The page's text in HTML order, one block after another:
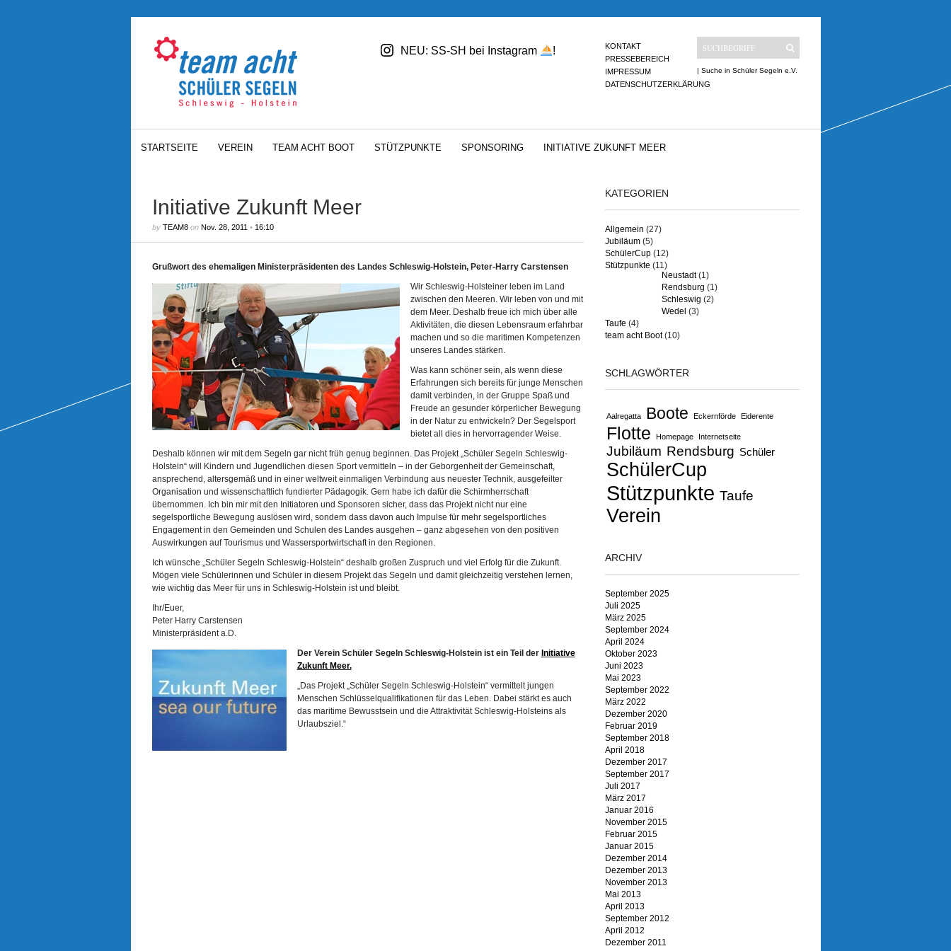
NEU: SS-SH bei Instagram !
| Suche in Schüler Segeln e.V.
KONTAKT
PRESSEBEREICH
IMPRESSUM
DATENSCHUTZERKLÄRUNG
STARTSEITE VEREIN TEAM ACHT BOOT STÜTZPUNKTE SPONSORING INITIATIVE ZUKUNFT MEER
Initiative Zukunft Meer
by TEAM8on Nov. 28, 2011 • 16:10
Grußwort des ehemaligen Ministerpräsidenten des Landes Schleswig-Holstein, Peter-Harry Carstensen
Wir Schleswig-Holsteiner leben im Land
zwischen den Meeren. Wir leben von und mit
dem Meer. Deshalb freue ich mich über alle
Aktivitäten, die diesen Lebensraum erfahrbar
machen und so die maritimen Kompetenzen
unseres Landes stärken.
Was kann schöner sein, als wenn diese
Erfahrungen sich bereits für junge Menschen
damit verbinden, in der Gruppe Spaß und
Freude an gesunder körperlicher Bewegung
in der Natur zu entwickeln? Der Segelsport
bietet all dies in hervorragender Weise.
Deshalb können wir mit dem Segeln gar nicht früh genug beginnen. Das Projekt „Schüler Segeln Schleswig-
Holstein“ will Kindern und Jugendlichen diesen Sport vermitteln – in der Geborgenheit der Gemeinschaft,
ansprechend, altersgemäß und in einer weltweit einmaligen Verbindung aus neuester Technik, ausgefeilter
Organisation und wissenschaftlich fundierter Pädagogik. Gern habe ich dafür die Schirmherrschaft
übernommen. Ich bin mir mit den Initiatoren und Sponsoren sicher, dass das Projekt nicht nur eine
segelsportliche Bewegung auslösen wird, sondern dass davon auch Impulse für mehr segelsportliches
Engagement in den Gemeinden und Schulen des Landes ausgehen – ganz abgesehen von den positiven
Auswirkungen auf Tourismus und Wassersportwirtschaft in den Regionen.
Ich wünsche „Schüler Segeln Schleswig-Holstein“ deshalb großen Zuspruch und viel Erfolg für die Zukunft.
Mögen viele Schülerinnen und Schüler in diesem Projekt das Segeln und damit gleichzeitig verstehen lernen,
wie wichtig das Meer für uns in Schleswig-Holstein ist und bleibt.
Ihr/Euer,
Peter Harry Carstensen
Ministerpräsident a.D.
Der Verein Schüler Segeln Schleswig-Holstein ist ein Teil der Initiative
Zukunft Meer.
„Das Projekt „Schüler Segeln Schleswig-Holstein“ vermittelt jungen
Menschen Schlüsselqualifikationen für das Leben. Dabei stärkt es auch
das maritime Bewusstsein und die Attraktivität Schleswig-Holsteins als
Urlaubsziel.“
KATEGORIEN
Allgemein (27)
Jubiläum(5)
SchülerCup(12)
Stützpunkte (11)
Neustadt(1)
Rendsburg (1)
Schleswig (2)
Wedel (3)
Taufe (4)
team acht Boot(10)
SCHLAGWÖRTER
Aalregatta Boote Eckernförde Eiderente
Flotte Homepage Internetseite
Jubiläum Rendsburg Schüler
SchülerCup
Stützpunkte Taufe
Verein
ARCHIV
September 2025
Juli 2025
März 2025
September 2024
April 2024
Oktober 2023
Juni 2023
Mai 2023
September 2022
März 2022
Dezember 2020
Februar 2019
September 2018
April 2018
Dezember 2017
September 2017
Juli 2017
März 2017
Januar 2016
November 2015
Februar 2015
Januar 2015
Dezember 2014
Dezember 2013
November 2013
Mai 2013
April 2013
September 2012
April 2012
Dezember 2011